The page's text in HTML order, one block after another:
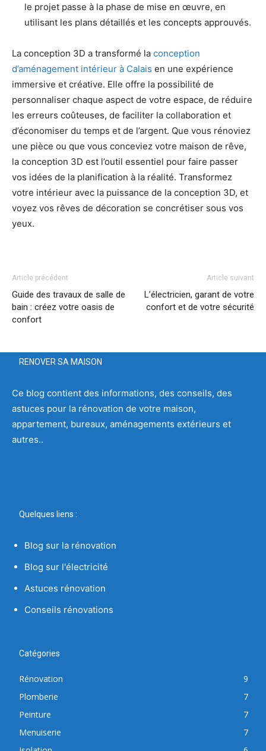
le projet passe à la phase de mise en œuvre, en
utilisant les plans détaillés et les concepts approuvés.
La conception 3D a transformé la conception
d’aménagement intérieur à Calais en une expérience
immersive et créative. Elle offre la possibilité de
personnaliser chaque aspect de votre espace, de réduire
les erreurs coûteuses, de faciliter la collaboration et
d’économiser du temps et de l’argent. Que vous rénoviez
une pièce ou que vous conceviez votre maison de rêve,
la conception 3D est l’outil essentiel pour faire passer
vos idées de la planification à la réalité. Transformez
votre intérieur avec la puissance de la conception 3D, et
voyez vos rêves de décoration se concrétiser sous vos
yeux.
Article précédent
Guide des travaux de salle de
bain : créez votre oasis de
confort
Article suivant
L’électricien, garant de votre
confort et de votre sécurité
RENOVER SA MAISON
Ce blog contient des informations, des conseils, des
astuces pour la rénovation de votre maison,
appartement, bureaux, aménagements extérieurs et
autres..
Quelques liens :
Blog sur la rénovation
Blog sur l'électricité
Astuces rénovation
Conseils rénovations
Catégories
Rénovation
9
Plomberie
7
Peinture
7
Menuiserie
7